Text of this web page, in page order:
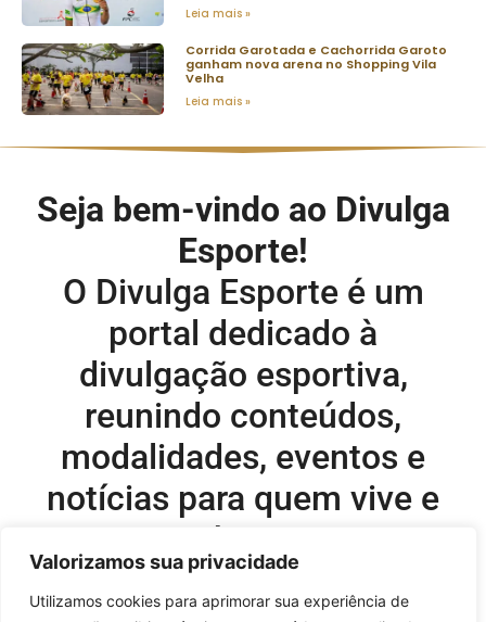
Valorizamos sua privacidade
Utilizamos cookies para aprimorar sua experiência de
Leia mais »
Corrida Garotada e Cachorrida Garoto
ganham nova arena no Shopping Vila
Velha
Leia mais »
Seja bem-vindo ao Divulga
Esporte!
O Divulga Esporte é um
portal dedicado à
divulgação esportiva,
reunindo conteúdos,
modalidades, eventos e
notícias para quem vive e
acompanha o esporte.